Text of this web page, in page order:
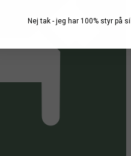
Nej tak - jeg har 100% styr på